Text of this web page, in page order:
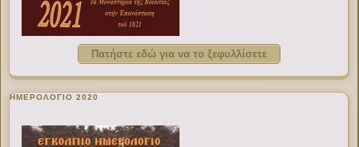
Πατήστε εδώ για να το ξεφυλλίσετε
ΗΜΕΡΟΛΟΓΙΟ 2020